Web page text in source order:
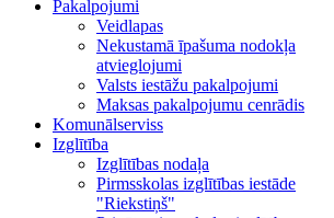
Pakalpojumi
Veidlapas
Nekustamā īpašuma nodokļa
atvieglojumi
Valsts iestāžu pakalpojumi
Maksas pakalpojumu cenrādis
Komunālserviss
Izglītība
Izglītības nodaļa
Pirmsskolas izglītības iestāde
"Riekstiņš"